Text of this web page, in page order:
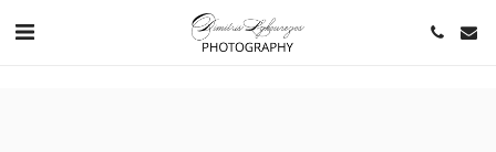
https://www.youtube.com/channel/UCNlqkSfR-Bi1SAAf6cDlUaQ